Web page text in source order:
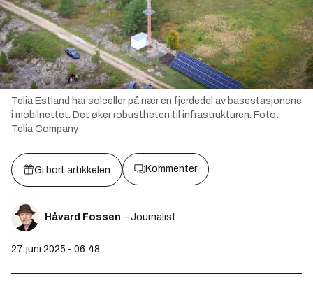
Telia Estland har solceller på nær en fjerdedel av basestasjonene
i mobilnettet. Det øker robustheten til infrastrukturen. Foto:
Telia Company
Gi bort artikkelen Kommenter
Håvard Fossen – Journalist
27. juni 2025 - 06:48